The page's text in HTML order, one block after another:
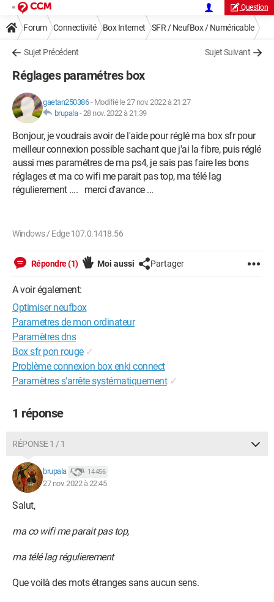
Question
Forum Connectivité Box Internet SFR / NeufBox / Numéricable
Sujet Précédent Sujet Suivant
Réglages paramétres box
gaetan250386- Modifié le 27 nov. 2022 à 21:27
brupala-28 nov. 2022 à 21:39
Bonjour, je voudrais avoir de l'aide pour réglé ma box sfr pour
meilleur connexion possible sachant que j'ai la fibre, puis réglé
aussi mes paramétres de ma ps4, je sais pas faire les bons
réglages et ma co wifi me parait pas top, ma télé lag
régulierement .... merci d'avance ...
Windows / Edge 107.0.1418.56
Répondre (1) Moi aussi Partager
A voir également:
Optimiser neufbox
Parametres de mon ordinateur
Paramètres dns
Box sfr pon rouge ✓
Problème connexion box enki connect
Paramètres s'arrête systématiquement ✓
1 réponse
RÉPONSE 1 / 1
brupala 14 456
27 nov. 2022 à 22:45
Salut,
ma co wifi me parait pas top,
ma télé lag régulierement
Que voilà des mots étranges sans aucun sens.